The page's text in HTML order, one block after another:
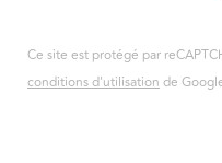
Ce site est protégé par
conditions d'utilisationde